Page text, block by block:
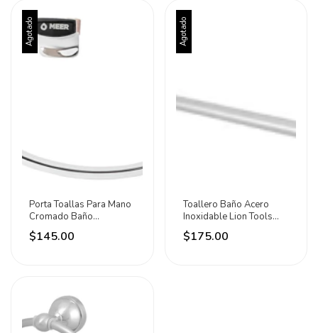
Agotado
Porta Toallas Para Mano
Cromado Baño
Regadera Meer Plateado
$145.00
Agotado
Toallero Baño Acero
Inoxidable Lion Tools
Plateado
$175.00